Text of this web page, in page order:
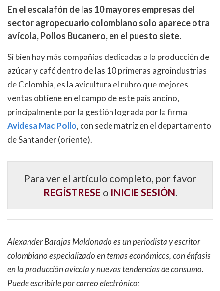
En el escalafón de las 10 mayores empresas del
sector agropecuario colombiano solo aparece otra
avícola, Pollos Bucanero, en el puesto siete.
Si bien hay más compañías dedicadas a la producción de
azúcar y café dentro de las 10 primeras agroindustrias
de Colombia, es la avicultura el rubro que mejores
ventas obtiene en el campo de este país andino,
principalmente por la gestión lograda por la firma
Avidesa Mac Pollo, con sede matriz en el departamento
de Santander (oriente).
Para ver el artículo completo, por favor
REGÍSTRESE o INICIE SESIÓN.
Alexander Barajas Maldonado es un periodista y escritor
colombiano especializado en temas económicos, con énfasis
en la producción avícola y nuevas tendencias de consumo.
Puede escribirle por correo electrónico: